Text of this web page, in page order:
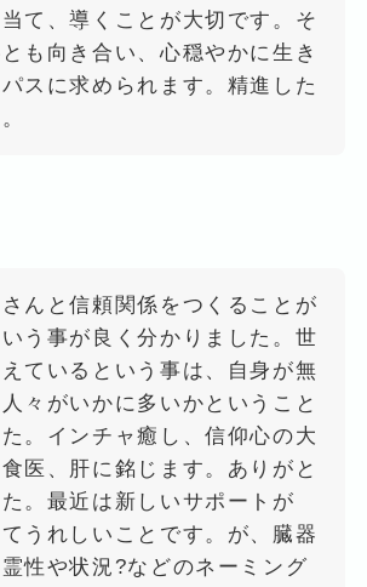
て、導くことが大切です。そ
も向き合い、心穏やかに生き
スに求められます。精進した
んと信頼関係をつくることが
う事が良く分かりました。世
ているという事は、自身が無
々がいかに多いかということ
。インチャ癒し、信仰心の大
医、肝に銘じます。ありがと
。最近は新しいサポートが
うれしいことです。が、臓器
性や状況?などのネーミング